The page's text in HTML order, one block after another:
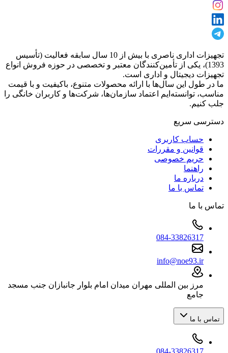
تجهیزات اداری ناصری با بیش از 10 سال سابقه فعالیت (تأسیس
1393)، یکی از تأمین‌کنندگان معتبر و تخصصی در حوزه فروش انواع
تجهیزات دیجیتال و اداری است.
ما در طول این سال‌ها با ارائه محصولات متنوع، باکیفیت و با قیمت
مناسب، توانسته‌ایم اعتماد سازمان‌ها، شرکت‌ها و کاربران خانگی را
جلب کنیم.
دسترسی سریع
حساب کاربری
قوانین و مقررات
حریم خصوصی
راهنما
درباره ما
تماس با ما
تماس با ما
084-33826317
info@noe93.ir
مرز بین المللی مهران میدان امام بلوار جانبازان جنب مسجد
جامع
تماس با ما